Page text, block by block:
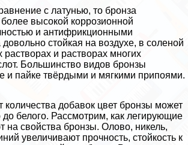
с латунью, то бронза
более высокой коррозионной
и антифрикционными
стойкая на воздухе, в соленой
растворах и растворах многих
Большинство видов бронзы
и пайке твёрдыми и мягкими припоями.
количества добавок цвет бронзы может
до белого. Рассмотрим, как легирующие
на свойства бронзы. Олово, никель,
увеличивают прочность, стойкость к